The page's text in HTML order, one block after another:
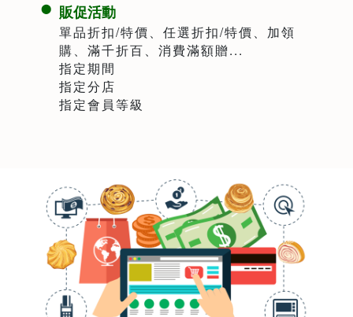
販促活動
單品折扣/特價、任選折扣/特價、加領
購、滿千折百、消費滿額贈...
指定期間
指定分店
指定會員等級